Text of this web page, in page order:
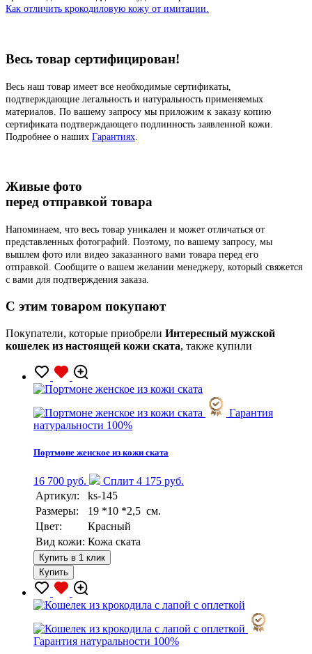
Как отличить крокодиловую кожу от имитации.
Весь товар сертифицирован!
Весь наш товар имеет все необходимые сертификаты,
подтверждающие легальность и натуральность применяемых
материалов. По вашему запросу мы приложим к заказу копию
сертификата подтверждающего подлинность заявленной кожи.
Подробнее о наших Гарантиях
Живые фото
перед отправкой товара
Напоминаем, что весь товар уникален и может отличаться от
представленных фотографий. Поэтому, по вашему запросу, мы
вышлем фото или видео заказанного вами товара перед его
отправкой. Сообщите о вашем желании менеджеру, который свяжется
с вами для подтверждения заказа.
C этим товаром покупают
Покупатели, которые приобрели Интересный мужской
кошелек из настоящей кожи ската, также купили
Гарантия
натуральности 100%
Портмоне женское из кожи ската
16 700 руб.
Сплит 4 175 руб.
Артикул:
ks-145
Размеры:
19 *10 *2,5 см.
Цвет:
Красный
Вид кожи: Кожа ската
Купить в 1 клик
Купить
Гарантия натуральности 100%